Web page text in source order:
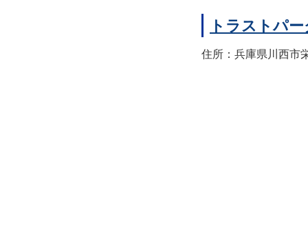
トラストパ
住所：兵庫県川西市